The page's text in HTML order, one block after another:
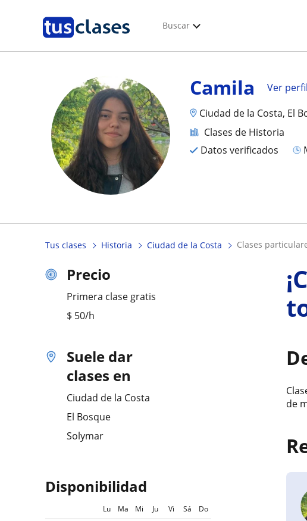
Buscar
Camila
Ver perfil
Ciudad de la Costa, El
Clases de Historia
Datos verificados
Tus clases Historia Ciudad de la Costa clases
Precio
Primera clase gratis
$ 50/h
Suele dar
clases en
Ciudad de la Costa
El Bosque
Solymar
Disponibilidad
Lu Ma Mi Ju Vi Sá Do
de